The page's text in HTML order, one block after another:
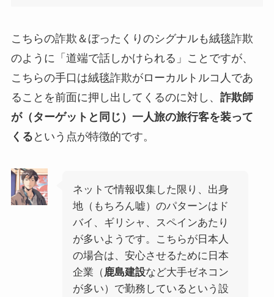
こちらの詐欺＆ぼったくりのシグナルも絨毯詐欺
のように「道端で話しかけられる」ことですが、
こちらの手口は絨毯詐欺がローカルトルコ人であ
ることを前面に押し出してくるのに対し、 詐欺師
が（ターゲットと同じ）一人旅の旅行客を装って
くる という点が特徴的です。
ネットで情報収集した限り、出身
地（もちろん嘘）のパターンはド
バイ、ギリシャ、スペインあたり
が多いようです。こちらが日本人
の場合は、安心させるために日本
企業（ 鹿島建設など大手ゼネコン
が多い）で勤務しているという設